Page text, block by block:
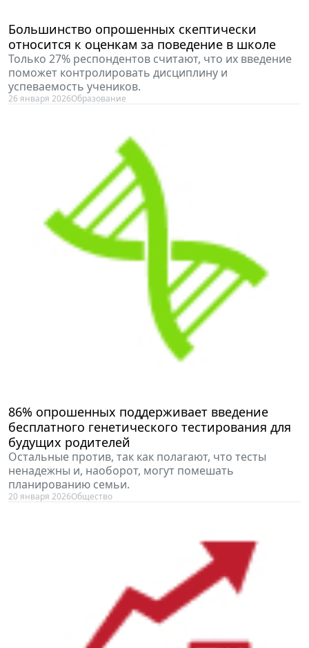
Большинство опрошенных скептически
относится к оценкам за поведение в школе
Только 27% респондентов считают, что их введение
поможет контролировать дисциплину и
успеваемость учеников.
26 января 2026Образование
86% опрошенных поддерживает введение
бесплатного генетического тестирования для
будущих родителей
Остальные против, так как полагают, что тесты
ненадежны и, наоборот, могут помешать
планированию семьи.
20 января 2026Общество